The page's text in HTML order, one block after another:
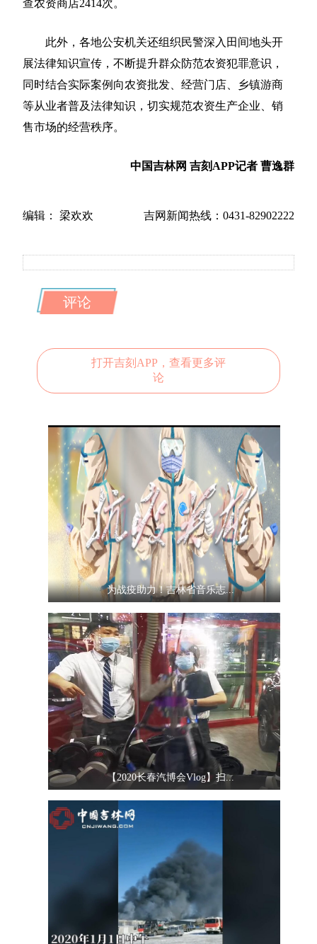
查农资商店2414次。
此外，各地公安机关还组织民警深入田间地头开
展法律知识宣传，不断提升群众防范农资犯罪意识，
同时结合实际案例向农资批发、经营门店、乡镇游商
等从业者普及法律知识，切实规范农资生产企业、销
售市场的经营秩序。
中国吉林网 吉刻APP记者 曹逸群
编辑： 梁欢欢 吉网新闻热线：0431-82902222
评论
打开吉刻APP，查看更多评
论